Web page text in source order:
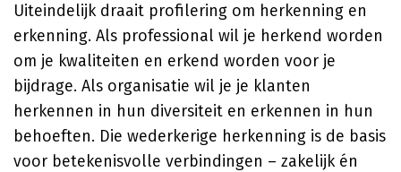
Uiteindelijk draait profilering om herkenning en
erkenning. Als professional wil je herkend worden
om je kwaliteiten en erkend worden voor je
bijdrage. Als organisatie wil je je klanten
herkennen in hun diversiteit en erkennen in hun
behoeften. Die wederkerige herkenning is de basis
voor betekenisvolle verbindingen – zakelijk én